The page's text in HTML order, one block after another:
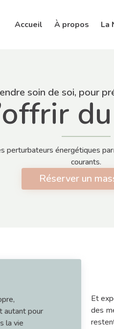
Accueil À propos La
soin de soi, pour
perturbateurs énergétiques
courants.
Réserver un
autant pour
la vie
Et
des